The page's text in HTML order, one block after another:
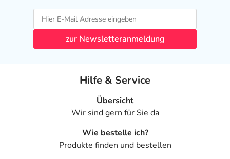
- Erbrechen
- Hautausschlag
- Haarausfall mit Glatzenbildung (Alopezie)
- Hefepilzinfektion (Candidose) der Mundschleimhaut
- Verminderte Zahl an weißen bestimmten
Blutkörperchen (Neutropenie)
- Verminderte Zahl an Blutplättchen (Thrombozytopenie)
zur Newsletteranmeldung
Hilfe & Service
Übersicht
Wir sind gern für Sie da
Wie bestelle ich?
Produkte finden und bestellen